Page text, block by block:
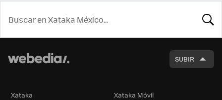
SUBIR
Xataka Xataka Móvil